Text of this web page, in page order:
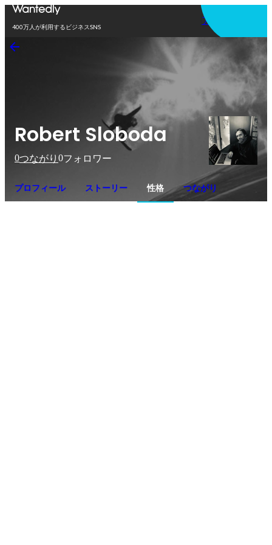
400万人が利用するビジネスSNS
アプリを使う
Robert Sloboda
0つながり 0フォロワー
プロフィール ストーリー 性格 つながり